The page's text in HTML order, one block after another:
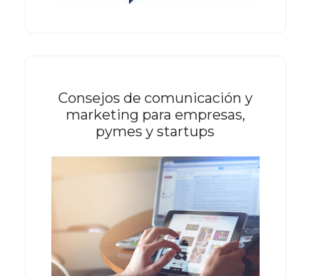
Consejos de comunicación y
marketing para empresas,
pymes y startups